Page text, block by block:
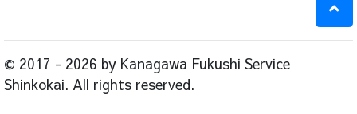
© 2017 - 2026 by Kanagawa Fukushi Service
Shinkokai. All rights reserved.